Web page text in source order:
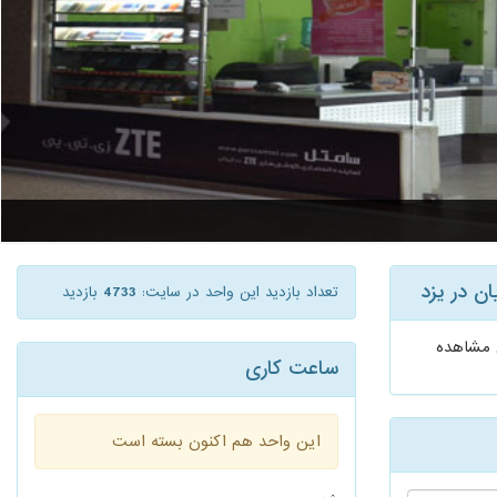
در یزد
مشاهده
تعداد بازدید این واحد در سایت: 4733 بازدید
ساعت کاری
این واحد هم اکنون بسته است